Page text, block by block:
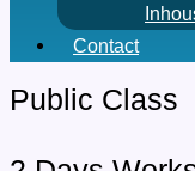
Contact
Public Class